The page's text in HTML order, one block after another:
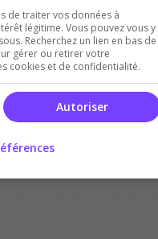
Mar Apr
de traiter vos données à
légitime. Vous pouvez vous y
Recherchez un lien en bas de
gérer ou retirer votre
cookies et de confidentialité.
Autoriser